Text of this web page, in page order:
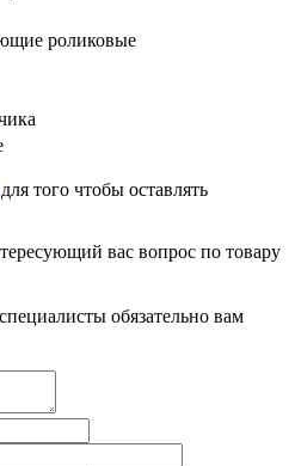
роликовые
для того чтобы оставлять
вас вопрос по товару
обязательно вам